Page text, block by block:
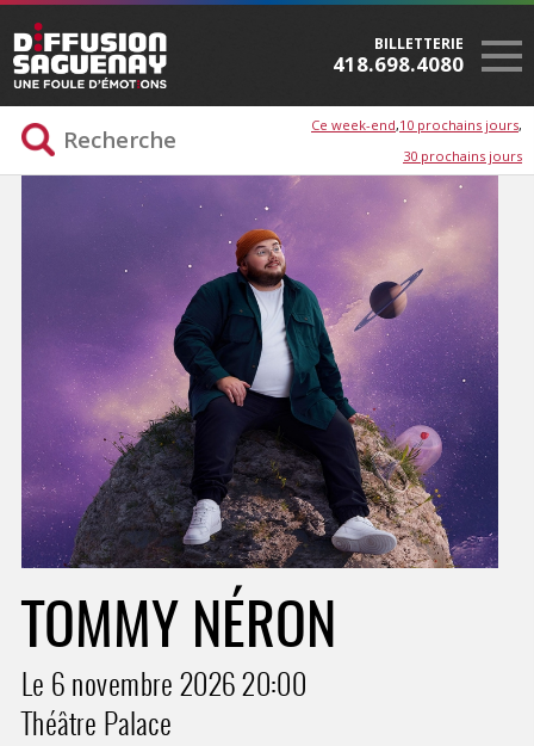
BILLETTERIE
418.698.4080
Ce week-end 10 prochains jours
30 prochains jours
TOMMY NÉRON
Le 6 novembre 202620:00
Théâtre Palace